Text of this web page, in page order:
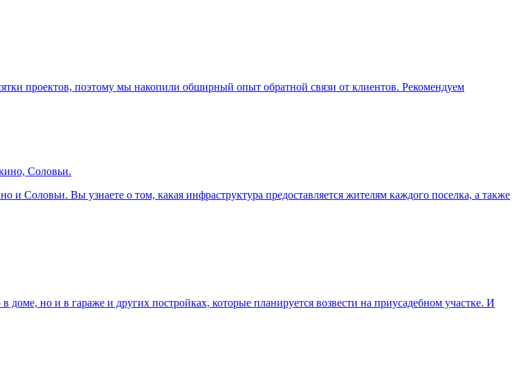
проектов, поэтому мы накопили обширный опыт обратной связи от клиентов. Рекомендуем
Соловьи.
Вы узнаете о том, какая инфраструктура предоставляется жителям каждого поселка, а также
но и в гараже и других постройках, которые планируется возвести на приусадебном участке. И